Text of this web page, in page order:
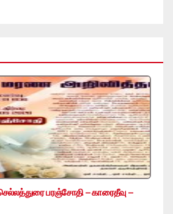
பரஞ்சோதி – காரைதீவு –